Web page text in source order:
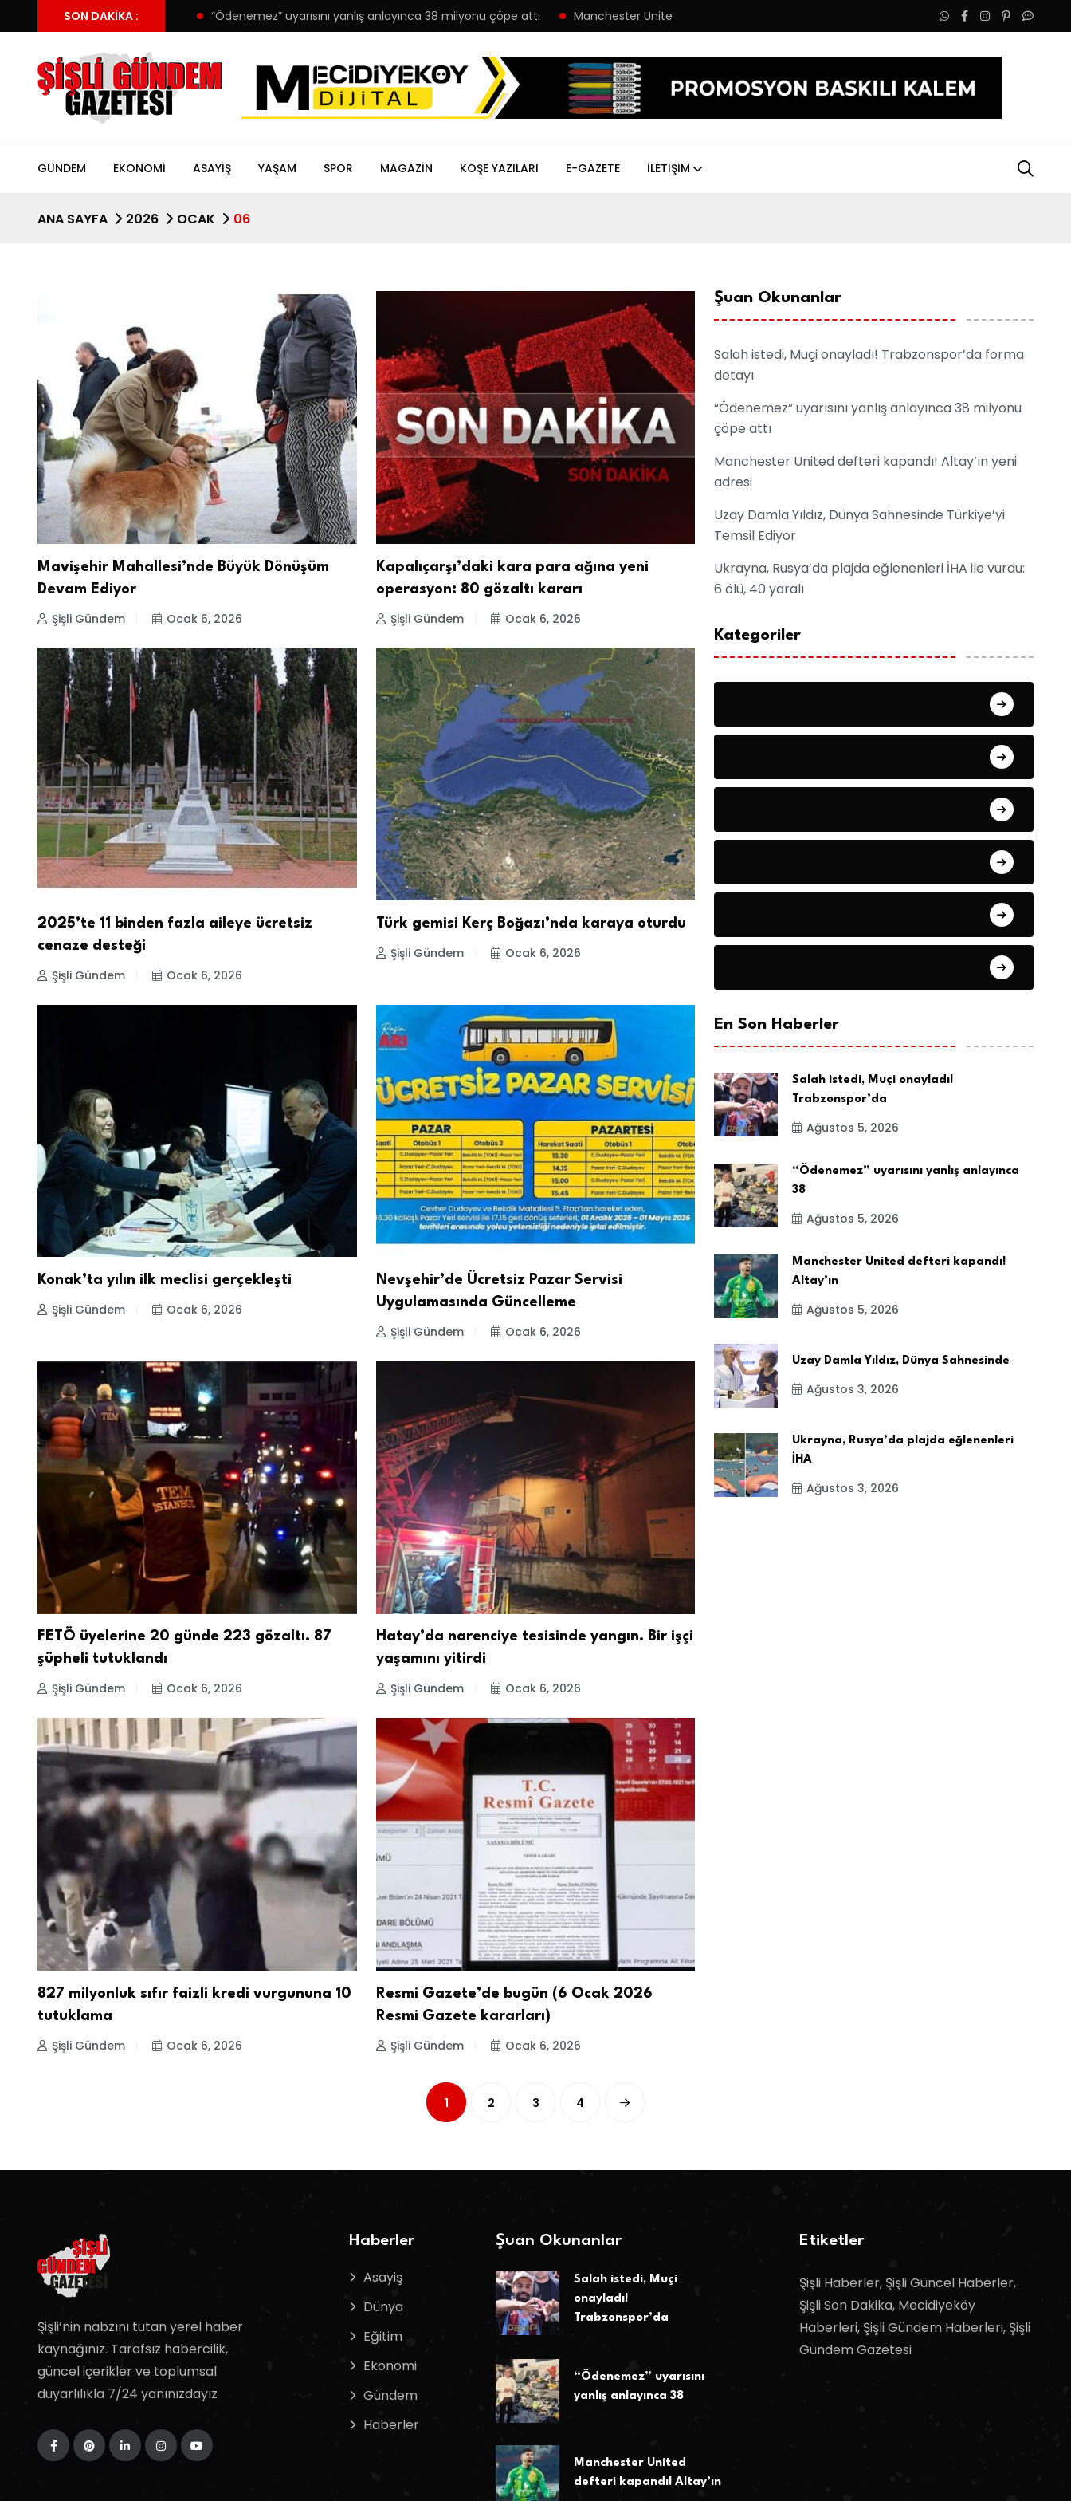
SON DAKIKA :
forma detayı “Ödenemez” uyarısını yanlış anlayınca 38 milyonu çöpe attı Manchester United defteri kapandı! Altay’ın yeni adresi Uzay Damla Yıldız, Dünya Sahnesinde
GÜNDEM EKONOMI ASAYIŞ YAŞAM SPOR MAGAZIN KÖŞE YAZILARI E-GAZETE İLETIŞIM
ANA SAYFA 2026 OCAK 06
Mavişehir Mahallesi’nde Büyük Dönüşüm
Devam Ediyor
Şişli Gündem Ocak 6, 2026
Kapalıçarşı’daki kara para ağına yeni
operasyon: 80 gözaltı kararı
Şişli Gündem Ocak 6, 2026
2025’te 11 binden fazla aileye ücretsiz
cenaze desteği
Şişli Gündem Ocak 6, 2026
Türk gemisi Kerç Boğazı’nda karaya oturdu
Şişli Gündem Ocak 6, 2026
Konak’ta yılın ilk meclisi gerçekleşti
Şişli Gündem Ocak 6, 2026
Nevşehir’de Ücretsiz Pazar Servisi
Uygulamasında Güncelleme
Şişli Gündem Ocak 6, 2026
FETÖ üyelerine 20 günde 223 gözaltı. 87
şüpheli tutuklandı
Şişli Gündem Ocak 6, 2026
Hatay’da narenciye tesisinde yangın. Bir işçi
yaşamını yitirdi
Şişli Gündem Ocak 6, 2026
827 milyonluk sıfır faizli kredi vurgununa 10
tutuklama
Şişli Gündem Ocak 6, 2026
Resmi Gazete’de bugün (6 Ocak 2026
Resmi Gazete kararları)
Şişli Gündem Ocak 6, 2026
Şuan Okunanlar
Salah istedi, Muçi onayladı! Trabzonspor’da forma
detayı
“Ödenemez” uyarısını yanlış anlayınca 38 milyonu
çöpe attı
Manchester United defteri kapandı! Altay’ın yeni
adresi
Uzay Damla Yıldız, Dünya Sahnesinde Türkiye’yi
Temsil Ediyor
Ukrayna, Rusya’da plajda eğlenenleri İHA ile vurdu:
6 ölü, 40 yaralı
Kategoriler
En Son Haberler
Salah istedi, Muçi onayladı!
Trabzonspor’da
Ağustos 5, 2026
“Ödenemez” uyarısını yanlış anlayınca
38
Ağustos 5, 2026
Manchester United defteri kapandı!
Altay’ın
Ağustos 5, 2026
Uzay Damla Yıldız, Dünya Sahnesinde
Ağustos 3, 2026
Ukrayna, Rusya’da plajda eğlenenleri
İHA
Ağustos 3, 2026
1 2 3 4
Şişli’nin nabzını tutan yerel haber
kaynağınız. Tarafsız habercilik,
güncel içerikler ve toplumsal
duyarlılıkla 7/24 yanınızdayız
Haberler
Asayiş
Dünya
Eğitim
Ekonomi
Gündem
Haberler
Şuan Okunanlar
Salah istedi, Muçi
onayladı!
Trabzonspor’da
“Ödenemez” uyarısını
yanlış anlayınca 38
Manchester United
defteri kapandı! Altay’ın
Etiketler
Şişli Haberler, Şişli Güncel Haberler,
Şişli Son Dakika, Mecidiyeköy
Haberleri, Şişli Gündem Haberleri, Şişli
Gündem Gazetesi